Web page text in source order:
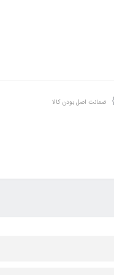
ضمانت اصل بودن کالا